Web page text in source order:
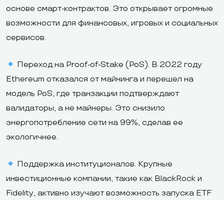
основе смарт-контрактов. Это открывает огромные
возможности для финансовых, игровых и социальных
сервисов.
Переход на Proof-of-Stake (PoS). В 2022 году
Ethereum отказался от майнинга и перешел на
модель PoS, где транзакции подтверждают
валидаторы, а не майнеры. Это снизило
энергопотребление сети на 99%, сделав ее
экологичнее.
Поддержка институционалов. Крупные
инвестиционные компании, такие как BlackRock и
Fidelity, активно изучают возможность запуска ETF